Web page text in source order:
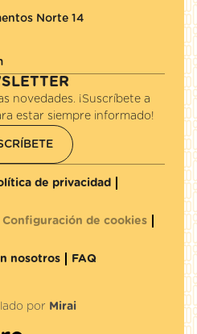
Norte 14
novedades. ¡Suscríbete a
estar siempre informado!
de privacidad
Configuración de cookies
nosotros FAQ
por Mirai